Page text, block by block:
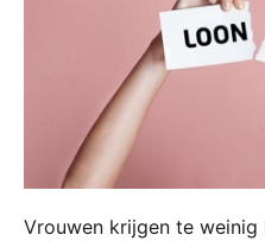
Vrouwen krijgen te